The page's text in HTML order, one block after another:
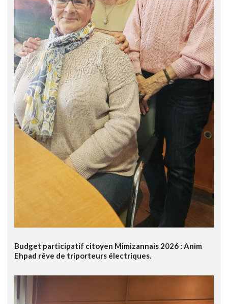
Budget participatif citoyen Mimizannais 2026 : Anim
Ehpad rêve de triporteurs électriques.